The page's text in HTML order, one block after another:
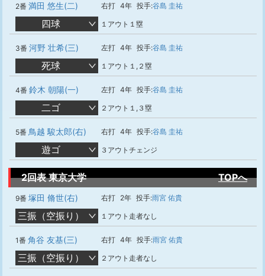
2番 満田 悠生(二) 右打 4年 投手:谷島 圭祐
四球 １アウト１塁
3番 河野 壮希(三) 左打 4年 投手:谷島 圭祐
死球 １アウト１,２塁
4番 鈴木 朝陽(一) 左打 4年 投手:谷島 圭祐
二ゴ ２アウト１,３塁
5番 鳥越 駿太郎(右) 右打 4年 投手:谷島 圭祐
遊ゴ ３アウトチェンジ
2回表 東京大学 TOPへ
9番 塚田 脩世(右) 右打 2年 投手:雨宮 佑貴
三振（空振り） １アウト走者なし
1番 角谷 友基(三) 右打 4年 投手:雨宮 佑貴
三振（空振り） ２アウト走者なし